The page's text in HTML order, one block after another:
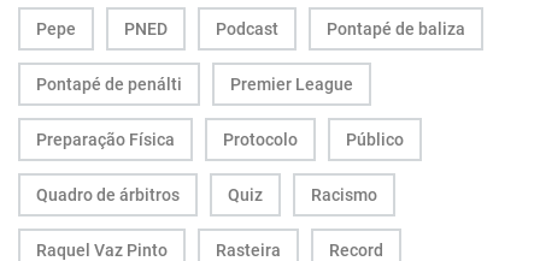
Pepe PNED Podcast Pontapé de baliza
Pontapé de penálti Premier League
Preparação Física Protocolo Público
Quadro de árbitros Quiz Racismo
Raquel Vaz Pinto Rasteira Record